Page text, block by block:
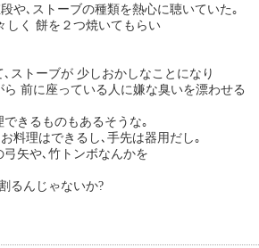
や､ストーブの種類を熱心に聴いていた｡
しく 餅を２つ焼いてもらい
ストーブが 少しおかしなことになり
前に座っている人に嫌な臭いを漂わせる
きるものもあるそうな｡
料理はできるし､手先は器用だし｡
矢や､竹トンボなんかを
るんじゃないか?